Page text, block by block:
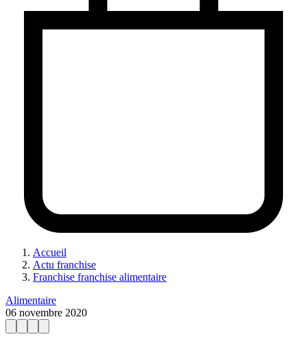
Accueil
Actu franchise
Franchise franchise alimentaire
Alimentaire
06 novembre 2020